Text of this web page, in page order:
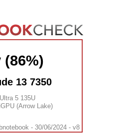
13 7350
5 135U
(Arrow Lake)
- 30/06/2024 - v8